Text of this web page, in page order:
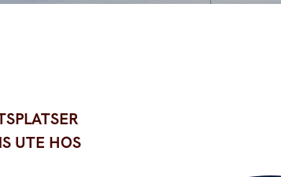
på att lägga er konferens ute hos
UTE HOS